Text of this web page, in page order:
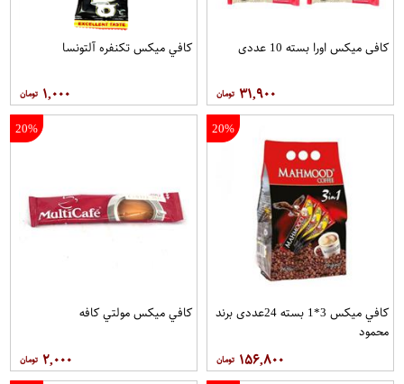
کافی میکس اورا بسته 10 عددی
۳۱,۹۰۰
کافي ميکس تکنفره آلتونسا
۱,۰۰۰
20%
کافي ميکس 3*1 بسته 24عددی برند
محمود
۱۵۶,۸۰۰
20%
کافي ميکس مولتي کافه
۲,۰۰۰